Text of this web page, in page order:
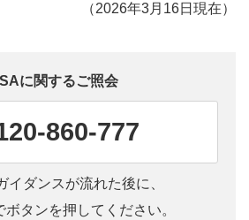
（2026年3月16日現在）
に関するご照会
860-777
イダンスが流れた後に、
ボタンを押してください。